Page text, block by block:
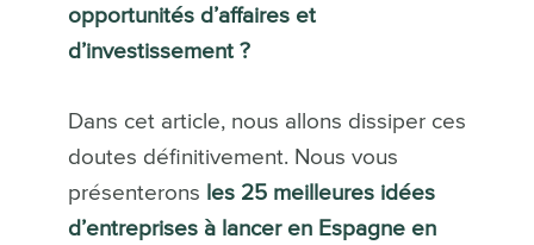
opportunités d’affaires et
d’investissement ?
Dans cet article, nous allons dissiper ces
doutes définitivement. Nous vous
présenterons les 25 meilleures idées
d’entreprises à lancer en Espagne en